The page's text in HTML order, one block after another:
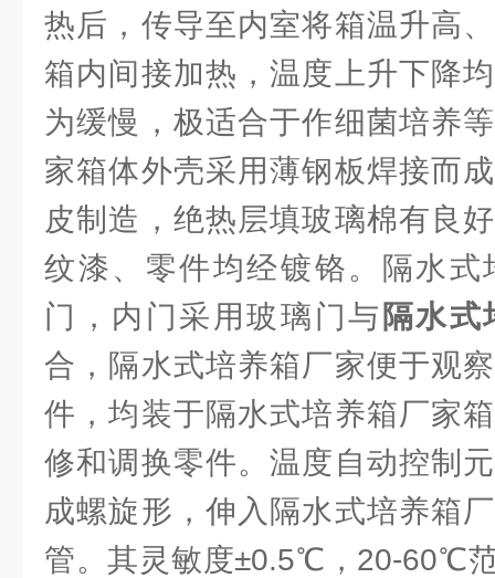
热后，传导至内室将箱温升高
箱内间接加热，温度上升下降
为缓慢，极适合于作细菌培养
家箱体外壳采用薄钢板焊接而
皮制造，绝热层填玻璃棉有良
纹漆、零件均经镀铬。隔水式
门，内门采用玻璃门与 隔水式
合，隔水式培养箱厂家便于观
件，均装于隔水式培养箱厂家
修和调换零件。温度自动控制
成螺旋形，伸入隔水式培养箱
管。其灵敏度±0.5℃，20-60℃